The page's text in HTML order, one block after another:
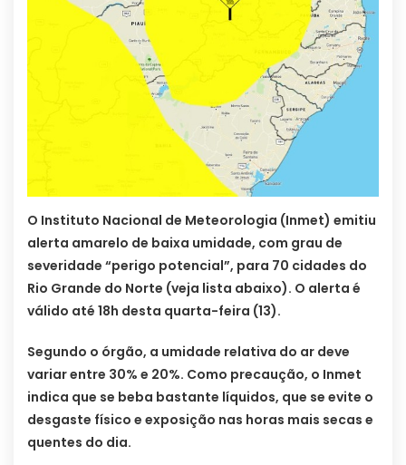
O Instituto Nacional de Meteorologia (Inmet) emitiu
alerta amarelo de baixa umidade, com grau de
severidade “perigo potencial”, para 70 cidades do
Rio Grande do Norte (veja lista abaixo). O alerta é
válido até 18h desta quarta-feira (13).
Segundo o órgão, a umidade relativa do ar deve
variar entre 30% e 20%. Como precaução, o Inmet
indica que se beba bastante líquidos, que se evite o
desgaste físico e exposição nas horas mais secas e
quentes do dia.